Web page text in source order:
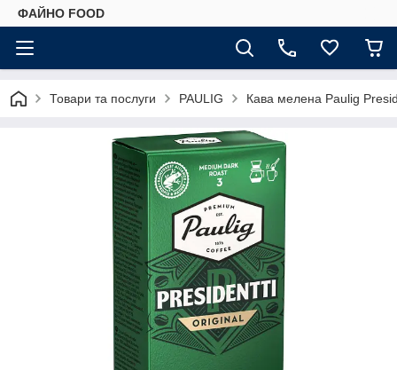
ФАЙНО FOOD
Товари та послуги PAULIG Кава мелена Paulig